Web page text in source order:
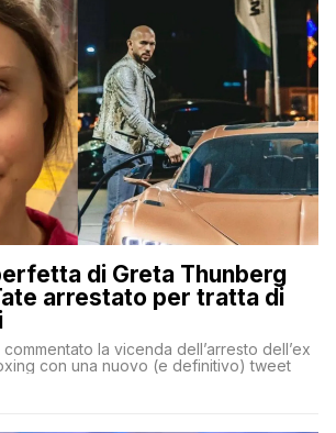
di Greta Thunberg
arrestato per tratta di
la vicenda dell’arresto dell’ex
con una nuovo (e definitivo) tweet